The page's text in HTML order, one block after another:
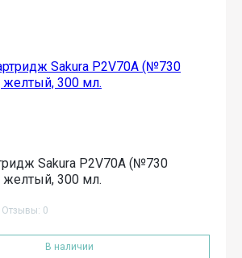
Sakura P2V70A (№730
желтый, 300 мл.
Отзывы: 0
В наличии